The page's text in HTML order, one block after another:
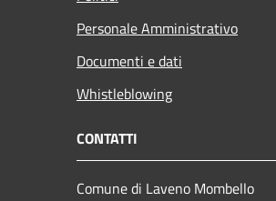
Personale Amministrativo
Documenti e dati
Whistleblowing
CONTATTI
Comune di Laveno Mombello